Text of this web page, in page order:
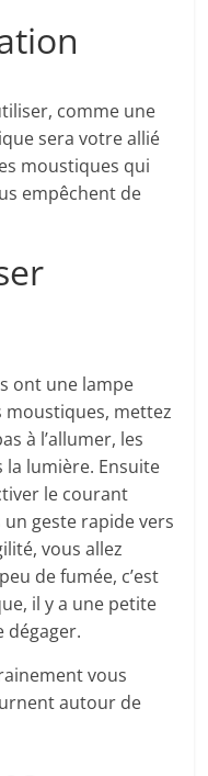
comme une
sera votre allié
moustiques qui
empêchent de
ont une lampe
mettez
à l’allumer, les
lumière. Ensuite
le courant
geste rapide vers
vous allez
de fumée, c’est
il y a une petite
dégager.
vous
autour de